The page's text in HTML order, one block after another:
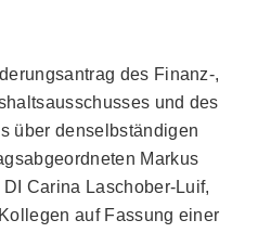
des Finanz-,
und des
über denselbständigen
Markus
Carina Laschober-Luif,
auf Fassung einer